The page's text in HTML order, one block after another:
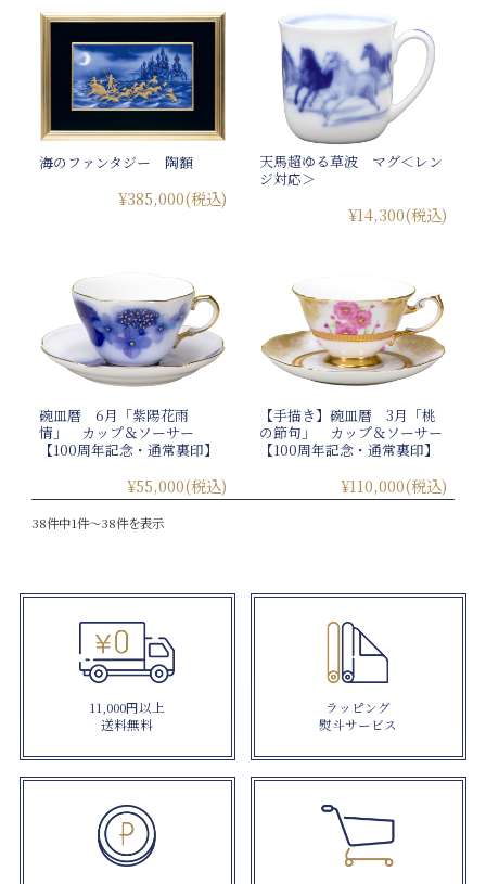
海のファンタジー 陶額
¥385,000(税込)
天馬超ゆる草波 マグ＜レン
ジ対応＞
¥14,300(税込)
碗皿暦 6月「紫陽花雨
情」 カップ＆ソーサー
【100周年記念・通常裏印】
¥55,000(税込)
【手描き】碗皿暦 3月「桃
の節句」 カップ＆ソーサー
【100周年記念・通常裏印】
¥110,000(税込)
38件中1件～38件を表示
11,000円以上
送料無料
ラッピング
熨斗サービス